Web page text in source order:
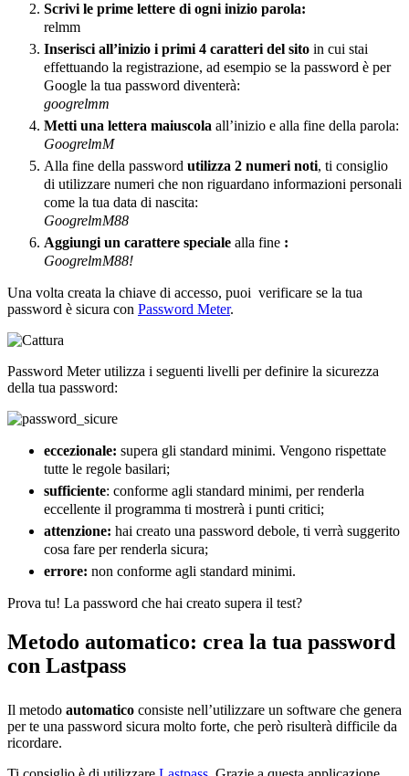
Scrivi le prime lettere di ogni inizio parola:
relmm
Inserisci all’inizio i primi 4 caratteri del sito in cui stai
effettuando la registrazione, ad esempio se la password è per
Google la tua password diventerà:
googrelmm
Metti una lettera maiuscola all’inizio e alla fine della parola:
GoogrelmM
Alla fine della password utilizza 2 numeri noti, ti consiglio
di utilizzare numeri che non riguardano informazioni personali
come la tua data di nascita:
GoogrelmM88
Aggiungi un carattere speciale alla fine :
GoogrelmM88!
Una volta creata la chiave di accesso, puoi verificare se la tua
password è sicura con Password Meter.
Password Meter utilizza i seguenti livelli per definire la sicurezza
della tua password:
eccezionale: supera gli standard minimi. Vengono rispettate
tutte le regole basilari;
sufficiente: conforme agli standard minimi, per renderla
eccellente il programma ti mostrerà i punti critici;
attenzione: hai creato una password debole, ti verrà suggerito
cosa fare per renderla sicura;
errore: non conforme agli standard minimi.
Prova tu! La password che hai creato supera il test?
Metodo automatico: crea la tua password
con Lastpass
Il metodo automatico consiste nell’utilizzare un software che genera
per te una password sicura molto forte, che però risulterà difficile da
ricordare.